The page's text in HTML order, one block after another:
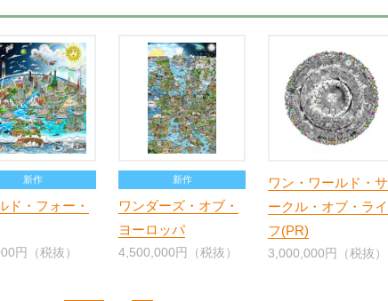
新作
ド・フォー・
円（税抜）
新作
ワンダーズ・オブ・
ヨーロッパ
4,500,000円（税抜）
ワン・ワールド・サ
ークル・オブ・ライ
フ(PR)
3,000,000円（税抜）